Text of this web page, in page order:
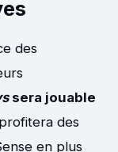
des
sera jouable
des
en plus